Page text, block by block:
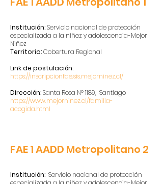
Institución:Servicio nacional de protección
especializada a la niñez y adolescencia-Mejor
Niñez
Territorio:Cobertura Regional
Link de postulación:
https://inscripcionfae.sis.mejorninez.cl/
Dirección:Santa Rosa Nº 1189, Santiago
https://www.mejorninez.cl/familia-
acogida.html
FAE 1 AADD Metropolitano 2
Institución: Servicio nacional de protección